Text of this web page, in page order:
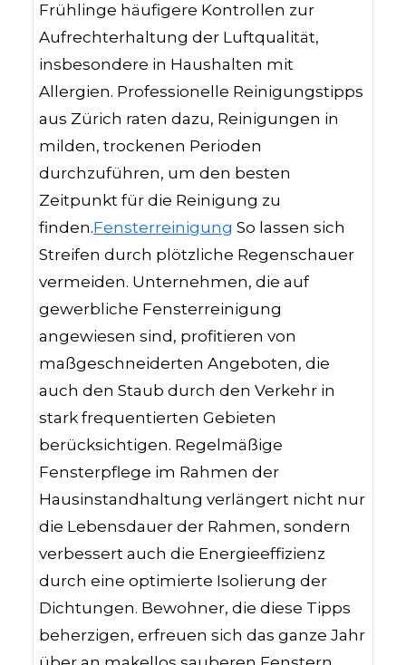
Frühlinge häufigere Kontrollen zur
Aufrechterhaltung der Luftqualität,
insbesondere in Haushalten mit
Allergien. Professionelle Reinigungstipps
aus Zürich raten dazu, Reinigungen in
milden, trockenen Perioden
durchzuführen, um den besten
Zeitpunkt für die Reinigung zu
finden.Fensterreinigung So lassen sich
Streifen durch plötzliche Regenschauer
vermeiden. Unternehmen, die auf
gewerbliche Fensterreinigung
angewiesen sind, profitieren von
maßgeschneiderten Angeboten, die
auch den Staub durch den Verkehr in
stark frequentierten Gebieten
berücksichtigen. Regelmäßige
Fensterpflege im Rahmen der
Hausinstandhaltung verlängert nicht nur
die Lebensdauer der Rahmen, sondern
verbessert auch die Energieeffizienz
durch eine optimierte Isolierung der
Dichtungen. Bewohner, die diese Tipps
beherzigen, erfreuen sich das ganze Jahr